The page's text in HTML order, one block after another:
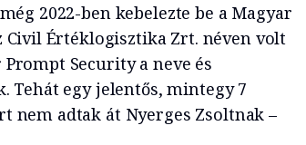
2022-ben kebelezte be a Magyar
Civil Értéklogisztika Zrt. néven volt
Security a neve és
Tehát egy jelentős, mintegy 7
adtak át Nyerges Zsoltnak –